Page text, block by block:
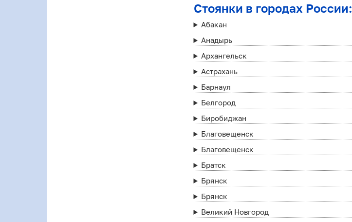
Стоянки в городах России:
Абакан
Анадырь
Архангельск
Астрахань
Барнаул
Белгород
Биробиджан
Благовещенск
Благовещенск
Братск
Брянск
Брянск
Великий Новгород